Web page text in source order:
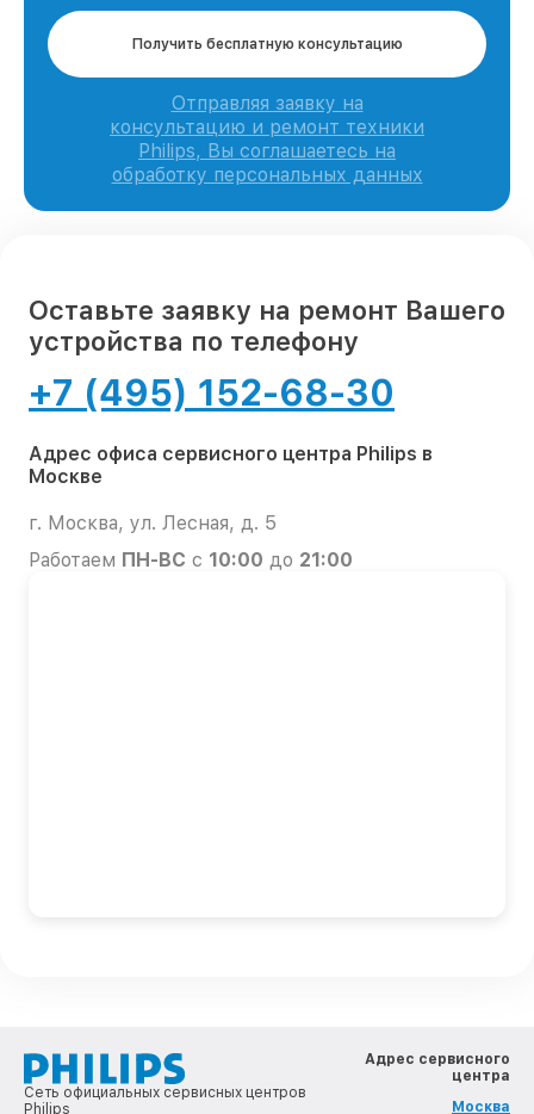
Получить бесплатную консультацию
Отправляя заявку на
консультацию и ремонт техники
Philips, Вы соглашаетесь на
обработку персональных данных
Оставьте заявку на ремонт Вашего
устройства по телефону
+7 (495) 152-68-30
Адрес офиса сервисного центра Philips в
Москве
г. Москва, ул. Лесная, д. 5
Работаем ПН-ВС с 10:00 до 21:00
Сеть официальных сервисных центров
Philips
Адрес сервисного
центра
Москва